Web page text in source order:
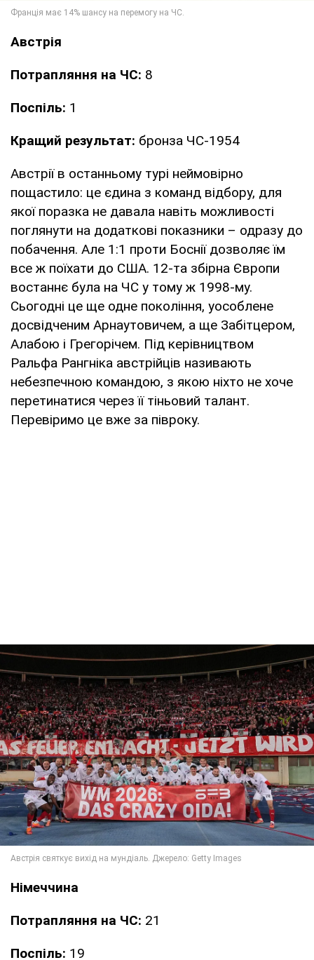
Австрія
Потрапляння на ЧС: 8
Поспіль: 1
Кращий результат: бронза ЧС-1954
Австрії в останньому турі неймовірно
пощастило: це єдина з команд відбору, для
якої поразка не давала навіть можливості
поглянути на додаткові показники – одразу до
побачення. Але 1:1 проти Боснії дозволяє їм
все ж поїхати до США. 12-та збірна Європи
востаннє була на ЧС у тому ж 1998-му.
Сьогодні це ще одне покоління, уособлене
досвідченим Арнаутовичем, а ще Забітцером,
Алабою і Грегорічем. Під керівництвом
Ральфа Рангніка австрійців називають
небезпечною командою, з якою ніхто не хоче
перетинатися через її тіньовий талант.
Перевіримо це вже за півроку.
Німеччина
Потрапляння на ЧС: 21
Поспіль: 19